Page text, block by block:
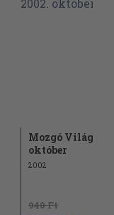
Mozgó Világ
október
2002
940 Ft